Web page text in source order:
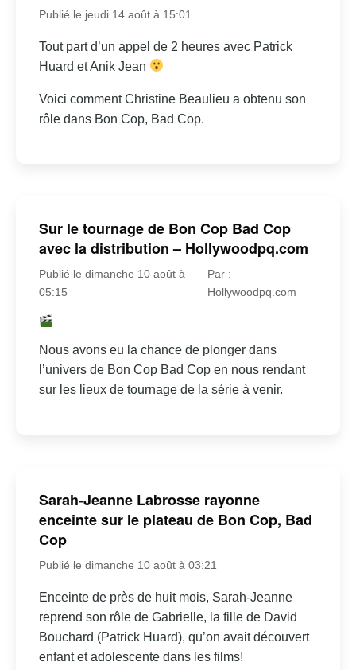
Publié le jeudi 14 août à 15:01
Tout part d’un appel de 2 heures avec Patrick
Huard et Anik Jean
Voici comment Christine Beaulieu a obtenu son
rôle dans Bon Cop, Bad Cop.
Sur le tournage de Bon Cop Bad Cop
avec la distribution – Hollywoodpq.com
Publié le dimanche 10 août à
05:15
Par :
Hollywoodpq.com
Nous avons eu la chance de plonger dans
l’univers de Bon Cop Bad Cop en nous rendant
sur les lieux de tournage de la série à venir.
Sarah-Jeanne Labrosse rayonne
enceinte sur le plateau de Bon Cop, Bad
Cop
Publié le dimanche 10 août à 03:21
Enceinte de près de huit mois, Sarah-Jeanne
reprend son rôle de Gabrielle, la fille de David
Bouchard (Patrick Huard), qu’on avait découvert
enfant et adolescente dans les films!